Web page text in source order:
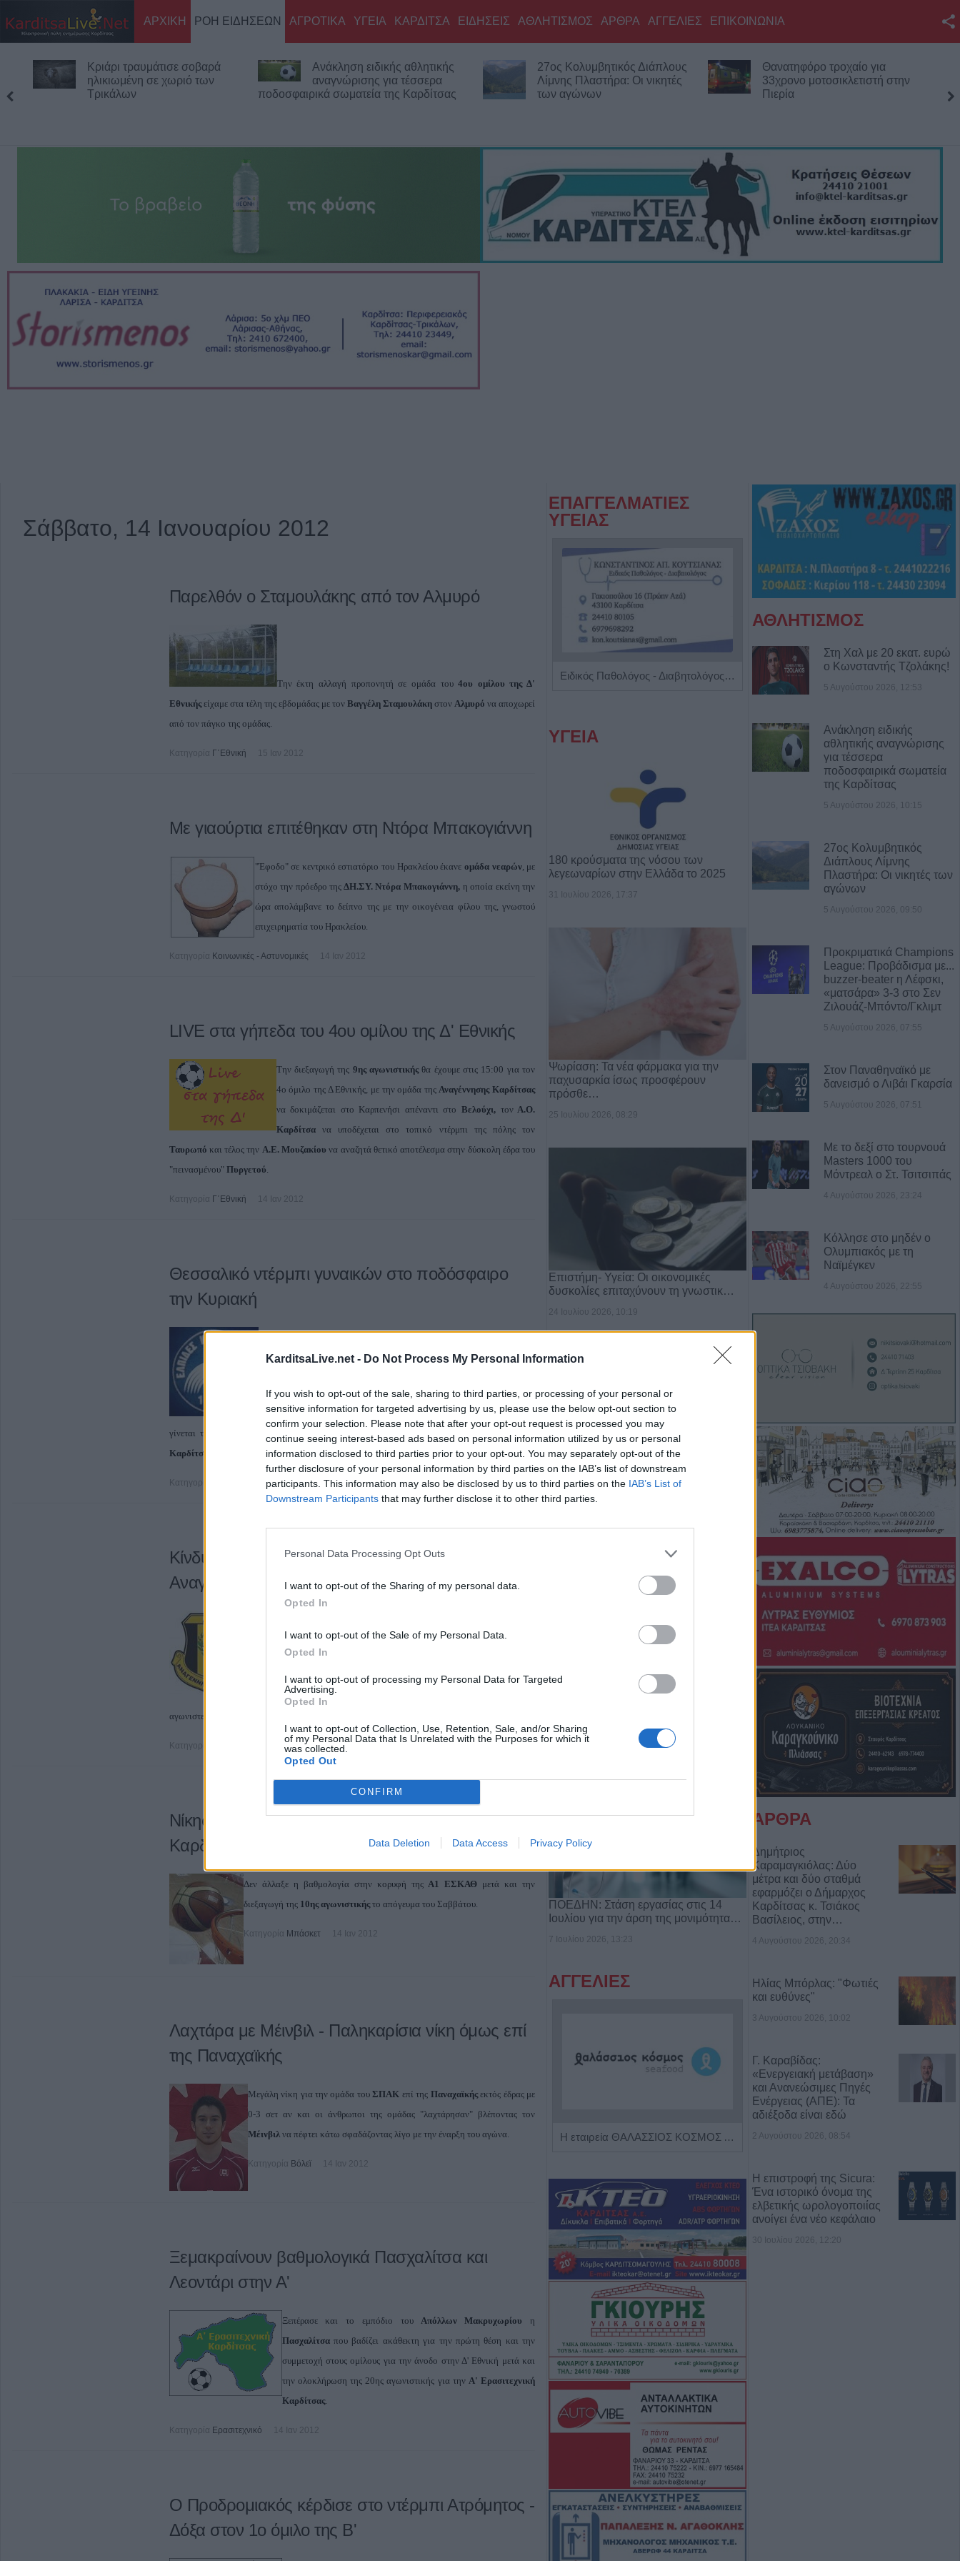
KarditsaLive.net - Do Not Process My Personal Information
If you wish to opt-out of the sale, sharing to third parties, or processing of your personal or
sensitive information for targeted advertising by us, please use the below opt-out section to
confirm your selection. Please note that after your opt-out request is processed you may
continue seeing interest-based ads based on personal information utilized by us or personal
information disclosed to third parties prior to your opt-out. You may separately opt-out of the
further disclosure of your personal information by third parties on the IAB’s list of downstream
participants. This information may also be disclosed by us to third parties on the IAB’s List of
Downstream Participants that may further disclose it to other third parties.
Personal Data Processing Opt Outs
I want to opt-out of the Sharing of my personal data.
Opted In
I want to opt-out of the Sale of my Personal Data.
Opted In
I want to opt-out of processing my Personal Data for Targeted
Advertising.
Opted In
I want to opt-out of Collection, Use, Retention, Sale, and/or Sharing
of my Personal Data that Is Unrelated with the Purposes for which it
was collected.
Opted Out
CONFIRM
Data Deletion Data Access Privacy Policy
Twitter
Επικοινωνία με το
ΑΡΧΙΚΗ ΡΟΗ ΕΙΔΗΣΕΩΝ ΑΓΡΟΤΙΚΑ ΥΓΕΙΑ ΚΑΡΔΙΤΣΑ ΕΙΔΗΣΕΙΣ ΑΘΛΗΤΙΣΜΟΣ ΑΡΘΡΑ ΑΓΓΕΛΙΕΣ ΕΠΙΚΟΙΝΩΝΙΑ
Κριάρι τραυμάτισε σοβαρά
ηλικιωμένη σε χωριό των
Τρικάλων
Ανάκληση ειδικής αθλητικής
αναγνώρισης για τέσσερα
ποδοσφαιρικά σωματεία της Καρδίτσας
27ος Κολυμβητικός Διάπλους
Λίμνης Πλαστήρα: Οι νικητές
των αγώνων
Θανατηφόρο τροχαίο για
33χρονο μοτοσικλετιστή στην
Πιερία
Σάββατο, 14 Ιανουαρίου 2012
Παρελθόν ο Σταμουλάκης από τον Αλμυρό
Την έκτη αλλαγή προπονητή σε ομάδα του4ου ομίλου της Δ'
Εθνικήςείχαμε στα τέλη της εβδομάδας με τονΒαγγέλη Σταμουλάκη στονΑλμυρόνα αποχωρεί
από τον πάγκο της ομάδας.
Κατηγορία Γ΄Εθνική 15 Ιαν 2012
Με γιαούρτια επιτέθηκαν στη Ντόρα Μπακογιάννη
"Έφοδο" σε κεντρικό εστιατόριο του Ηρακλείου έκανε ομάδα νεαρών, με
στόχο την πρόεδρο της ΔΗ.ΣΥ. Ντόρα Μπακογιάννη,η οποία εκείνη την
ώρα απολάμβανε το δείπνο της με την οικογένεια φίλου της, γνωστού
επιχειρηματία του Ηρακλείου.
Κατηγορία Κοινωνικές - Αστυνομικές 14 Ιαν 2012
LIVE στα γήπεδα του 4ου ομίλου της Δ' Εθνικής
Την διεξαγωγή της 9ης αγωνιστικήςθα έχουμε στις 15:00 για τον
4ο όμιλο της Δ Εθνικής, με την ομάδα τηςΑναγέννησης Καρδίτσας
να δοκιμάζεται στο Καρπενήσι απέναντι στοΒελούχι, τονΑ.Ο.
Καρδίτσα να υποδέχεται στο τοπικό ντέρμπι της πόλης τον
Ταυρωπό και τέλος την Α.Ε. Μουζακίου να αναζητά θετικό αποτέλεσμα στην δύσκολη έδρα του
"πεινασμένου" Πυργετού.
Κατηγορία Γ΄Εθνική 14 Ιαν 2012
Θεσσαλικό ντέρμπι γυναικών στο ποδόσφαιρο
την Κυριακή
Θεσσαλικό ντέρμπι κορυφής για τηνΑ' Εθνική γυναικών ποδοσφαίρου
γίνεται την Κυριακή με την ομάδα τουΒόλου 2004 να υποδέχεται την
Ακαδημία Ελπίδες
Καρδίτσας
Κατηγορία Ποδόσφαιρο Γυναικών 14 Ιαν 2012
Κίνδυνος για αναβολή του αγώνα της
Αναγέννησης
Ανοικτό πλέον είναι το ενδεχόμενο η
αγωνιστεί την Κυριακή στο
Κατηγορία 14 Ιαν 2012
Νίκησαν οι Τιτάνες - Ήττα στο τέλος για τον Α.Σ.
Καρδίτσα
Δεν άλλαξε η βαθμολογία στην κορυφή τηςΑ1 ΕΣΚΑΘ μετά και την
διεξαγωγή της10ης αγωνιστικήςτο απόγευμα του Σαββάτου.
Κατηγορία Μπάσκετ 14 Ιαν 2012
Λαχτάρα με Μέινβιλ - Παληκαρίσια νίκη όμως επί
της Παναχαϊκής
Μεγάλη νίκη για την ομάδα τουΣΠΑΚ επί της Παναχαϊκήςεκτός έδρας με
0-3 σετ αν και οι άνθρωποι της ομάδας "λαχτάρησαν" βλέποντας τον
Μέινβιλ να πέφτει κάτω σφαδάζοντας λίγο με την έναρξη του αγώνα.
Κατηγορία Βόλεϊ 14 Ιαν 2012
Ξεμακραίνουν βαθμολογικά Πασχαλίτσα και
Λεοντάρι στην Α'
Ξεπέρασε και το εμπόδιο τουΑπόλλων Μακρυχωρίου η
Πασχαλίτσαπου βαδίζει ακάθεκτη για την πρώτη θέση και την
συμμετοχή στους ομίλους για την άνοδο στην Δ' Εθνική μετά και
την ολοκλήρωση της 20ης αγωνιστικής για την Α' Ερασιτεχνική
Καρδίτσας.
Κατηγορία Ερασιτεχνικό 14 Ιαν 2012
Ο Προδρομιακός κέρδισε στο ντέρμπι Ατρόμητος -
Δόξα στον 1ο όμιλο της Β'
ΕΠΑΓΓΕΛΜΑΤΙΕΣ
ΥΓΕΙΑΣ
Ειδικός Παθολόγος - Διαβητολόγος 'Κωνσταντίνος Απ. Κουτσιανάς"
ΥΓΕΙΑ
180 κρούσματα της νόσου των
λεγεωναρίων στην Ελλάδα το 2025
31 Ιουλίου 2026, 17:37
Ψωρίαση: Τα νέα φάρμακα για την
παχυσαρκία ίσως προσφέρουν
πρόσθε…
25 Ιουλίου 2026, 08:29
Επιστήμη- Υγεία: Οι οικονομικές
δυσκολίες επιταχύνουν τη γνωστικ…
24 Ιουλίου 2026, 10:19
Υγεία: Ο θόρυβος των δρόμων αυξάνει
τον κίνδυνο εμφάνισης Πάρκινσ…
Αργιθέ…
ΠΟΕΔΗΝ: Στάση εργασίας στις 14
Ιουλίου για την άρση της μονιμότητα…
7 Ιουλίου 2026, 13:23
ΑΓΓΕΛΙΕΣ
Η εταιρεία ΘΑΛΑΣΣΙΟΣ ΚΟΣΜΟΣ Α.Ε.Β.Ε. επιθυμεί να προσλάβει Αποθηκάριο
ΑΘΛΗΤΙΣΜΟΣ
Στη Χαλ με 20 εκατ. ευρώ
ο Κωνσταντής Τζολάκης!
5 Αυγούστου 2026, 12:53
Ανάκληση ειδικής
αθλητικής αναγνώρισης
για τέσσερα
ποδοσφαιρικά σωματεία
της Καρδίτσας
5 Αυγούστου 2026, 10:15
27ος Κολυμβητικός
Διάπλους Λίμνης
Πλαστήρα: Οι νικητές των
αγώνων
5 Αυγούστου 2026, 09:50
Προκριματικά Champions
League: Προβάδισμα με...
buzzer-beater η Λέφσκι,
«ματσάρα» 3-3 στο Σεν
Ζιλουάζ-Μπόντο/Γκλιμτ
5 Αυγούστου 2026, 07:55
Στον Παναθηναϊκό με
δανεισμό ο Λιβάι Γκαρσία
5 Αυγούστου 2026, 07:51
Με το δεξί στο τουρνουά
Masters 1000 του
Μόντρεαλ ο Στ. Τσιτσιπάς
4 Αυγούστου 2026, 23:24
Κόλλησε στο μηδέν ο
Ολυμπιακός με τη
Ναϊμέγκεν
4 Αυγούστου 2026, 22:55
ΑΡΘΡΑ
Δημήτριος
Καραμαγκιόλας: Δύο
μέτρα και δύο σταθμά
εφαρμόζει ο Δήμαρχος
Καρδίτσας κ. Τσιάκος
Βασίλειος, στην…
4 Αυγούστου 2026, 20:34
Ηλίας Μπόρλας: "Φωτιές
και ευθύνες"
3 Αυγούστου 2026, 10:02
Γ. Καραβίδας:
«Ενεργειακή μετάβαση»
και Ανανεώσιμες Πηγές
Ενέργειας (ΑΠΕ): Τα
αδιέξοδα είναι εδώ
2 Αυγούστου 2026, 08:54
Η επιστροφή της Sicura:
Ένα ιστορικό όνομα της
ελβετικής ωρολογοποιίας
ανοίγει ένα νέο κεφάλαιο
30 Ιουλίου 2026, 12:20